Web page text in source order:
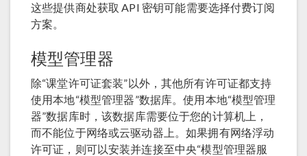
这些提供商处获取 API 密钥可能需要选择付费订阅
方案。
模型管理器
除“课堂许可证套装”以外，其他所有许可证都支持
使用本地“模型管理器”数据库。使用本地“模型管理
器”数据库时，该数据库需要位于您的计算机上，
而不能位于网络或云驱动器上。如果拥有网络浮动
许可证，则可以安装并连接至中央“模型管理器服